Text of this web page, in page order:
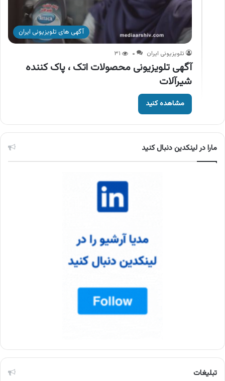
آگهی های تلویزیونی ایران
تلویزیونی ایران ۰ ۳۱
آگهی تلویزیونی محصولات اتک ، پاک کننده
شیرآلات
مشاهده کنید
مارا در لینکدین دنبال کنید
تبلیغات